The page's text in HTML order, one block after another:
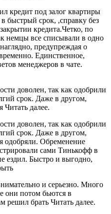
кредит под залог квартиры
быстрый срок, ,справку без
кредита.Четко, по
немцы все списывали в одно
предупреждая о
Единственное,
менеджеров в чате.
доволен, так как одобрили
срок. Даже в другом,
Читать далее.
доволен, так как одобрили
срок. Даже в другом,
одобряли. Обременение
сами Тинькофф в
ездил. Быстро и выгодно,
и серьезно. Много
они потом бьются в
решил брать Читать далее.